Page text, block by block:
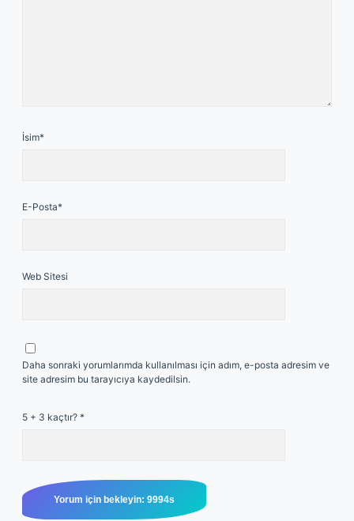
İsim*
E-Posta*
Web Sitesi
Daha sonraki yorumlarımda kullanılması için adım, e-posta adresim ve
site adresim bu tarayıcıya kaydedilsin.
5 + 3 kaçtır? *